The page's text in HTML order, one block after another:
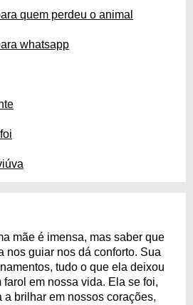
quem perdeu o animal
whatsapp
mãe é imensa, mas saber que
nos guiar nos dá conforto. Sua
tudo o que ela deixou
farol em nossa vida. Ela se foi,
a brilhar em nossos corações,